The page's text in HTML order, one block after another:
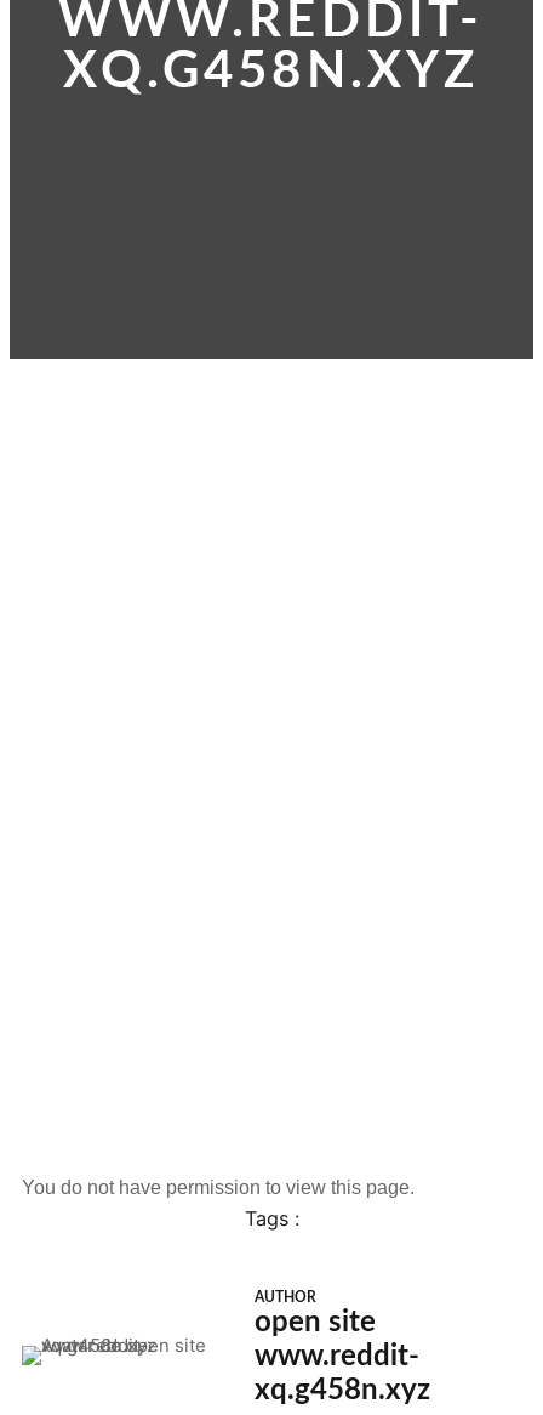
WWW.REDDIT-
XQ.G458N.XYZ
You do not have permission to view this page.
Tags :
AUTHOR
open site
www.reddit-
xq.g458n.xyz